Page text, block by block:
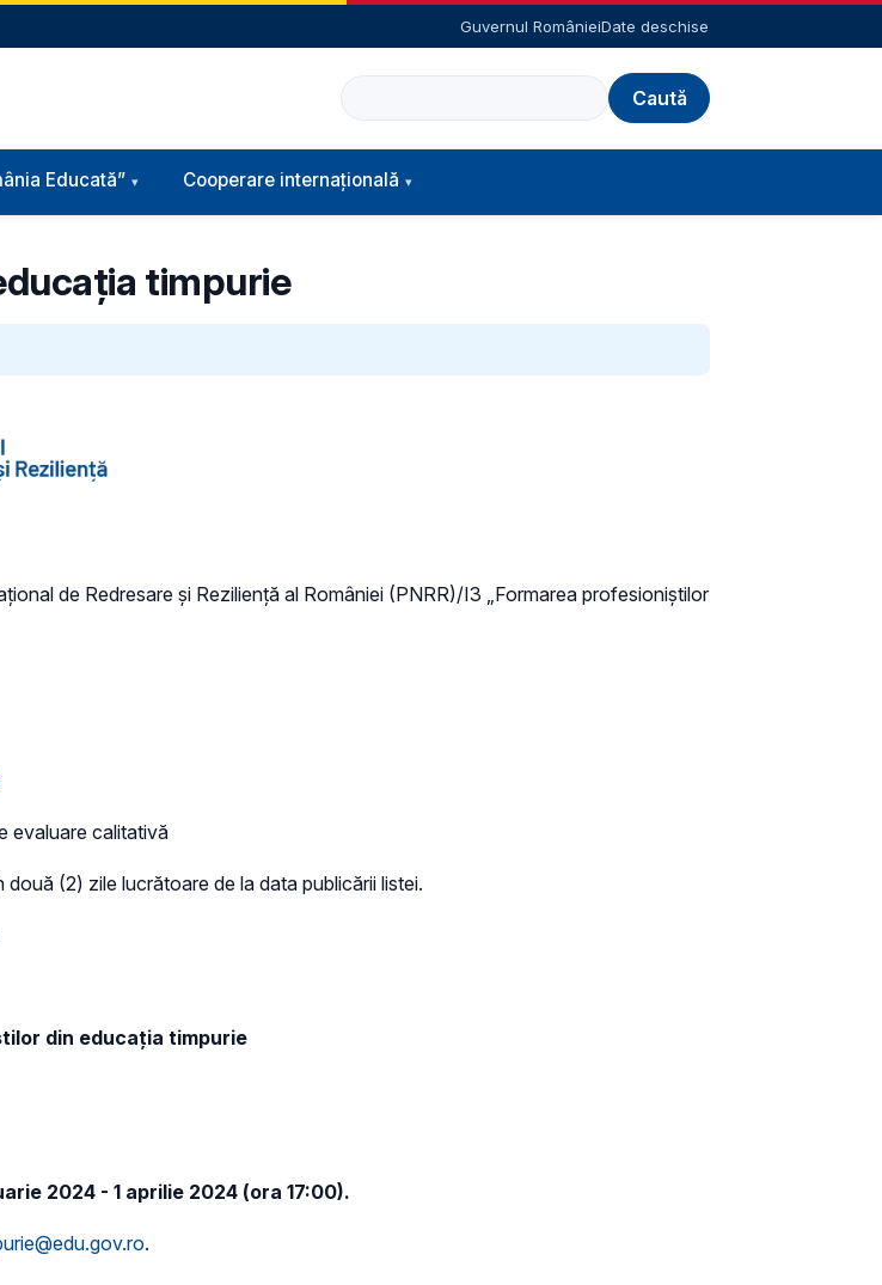
Guvernul RomânieiDate deschise
Caută
Educată” Cooperare internațională
timpurie
de Redresare și Reziliență al României (PNRR)/I3 „Formarea profesioniștilor
evaluare calitativă
(2) zile lucrătoare de la data publicării listei.
din educația timpurie
2024 - 1 aprilie 2024 (ora 17:00).
.